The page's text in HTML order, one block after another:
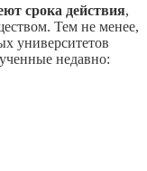
срока действия,
Тем не менее,
университетов
недавно: